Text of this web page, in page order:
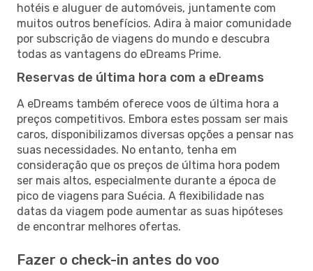
hotéis e aluguer de automóveis, juntamente com
muitos outros benefícios. Adira à maior comunidade
por subscrição de viagens do mundo e descubra
todas as vantagens do eDreams Prime.
Reservas de última hora com a eDreams
A eDreams também oferece voos de última hora a
preços competitivos. Embora estes possam ser mais
caros, disponibilizamos diversas opções a pensar nas
suas necessidades. No entanto, tenha em
consideração que os preços de última hora podem
ser mais altos, especialmente durante a época de
pico de viagens para Suécia. A flexibilidade nas
datas da viagem pode aumentar as suas hipóteses
de encontrar melhores ofertas.
Fazer o check-in antes do voo